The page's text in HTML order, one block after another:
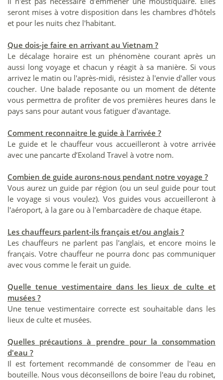
seront mises à votre disposition dans les chambres d'hôtels
et pour les nuits chez l'habitant.
Que dois-je faire en arrivant au Vietnam ?
Le décalage horaire est un phénomène courant après un
aussi long voyage et chacun y réagit à sa manière. Si vous
arrivez le matin ou l'après-midi, résistez à l'envie d'aller vous
coucher. Une balade reposante ou un moment de détente
vous permettra de profiter de vos premières heures dans le
pays sans pour autant vous fatiguer d'avantage.
Comment reconnaitre le guide à l'arrivée ?
Le guide et le chauffeur vous accueilleront à votre arrivée
avec une pancarte d’Exoland Travel à votre nom.
Combien de guide aurons-nous pendant notre voyage ?
Vous aurez un guide par région (ou un seul guide pour tout
le voyage si vous voulez). Vos guides vous accueilleront à
l'aéroport, à la gare ou à l'embarcadère de chaque étape.
Les chauffeurs parlent-ils français et/ou anglais ?
Les chauffeurs ne parlent pas l'anglais, et encore moins le
français. Votre chauffeur ne pourra donc pas communiquer
avec vous comme le ferait un guide.
Quelle tenue vestimentaire dans les lieux de culte et
musées ?
Une tenue vestimentaire correcte est souhaitable dans les
lieux de culte et musées.
Quelles précautions à prendre pour la consommation
d'eau ?
Il est fortement recommandé de consommer de l'eau en
bouteille. Nous vous déconseillons de boire l'eau du robinet,